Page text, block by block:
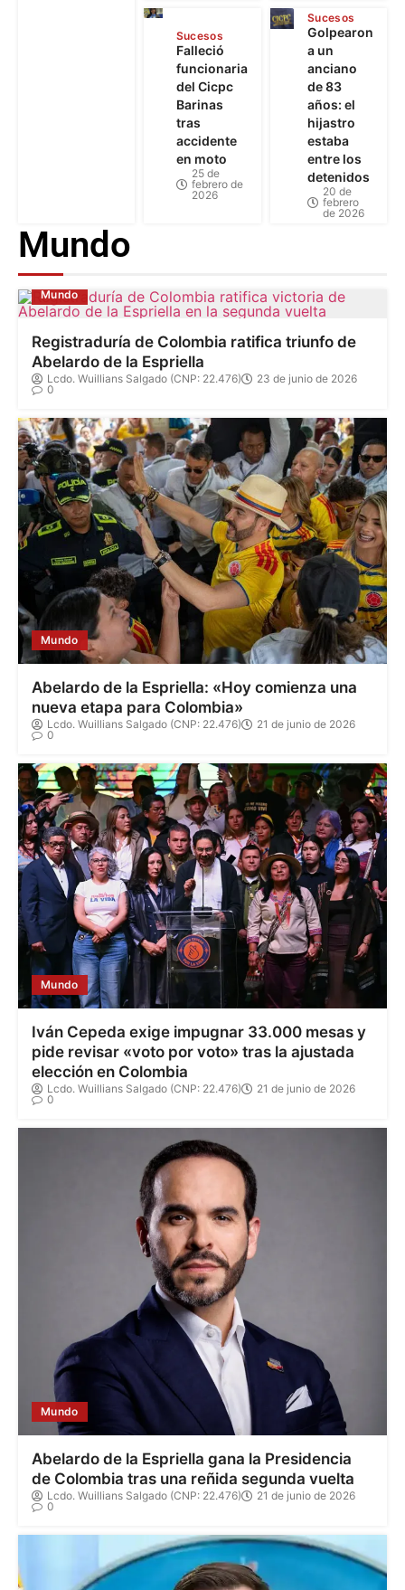
Sucesos
Falleció
funcionaria
del Cicpc
Barinas
tras
accidente
en moto
25 de
febrero de
2026
Sucesos
Golpearon
a un
anciano
de 83
años: el
hijastro
estaba
entre los
detenidos
20 de
febrero
de 2026
Mundo
Mundo
Registraduría de Colombia ratifica triunfo de
Abelardo de la Espriella
Lcdo. Wuillians Salgado (CNP: 22.476)
23 de junio de 2026
0
Mundo
Abelardo de la Espriella: «Hoy comienza una
nueva etapa para Colombia»
Lcdo. Wuillians Salgado (CNP: 22.476)
21 de junio de 2026
0
Mundo
Iván Cepeda exige impugnar 33.000 mesas y
pide revisar «voto por voto» tras la ajustada
elección en Colombia
Lcdo. Wuillians Salgado (CNP: 22.476)
21 de junio de 2026
0
Mundo
Abelardo de la Espriella gana la Presidencia
de Colombia tras una reñida segunda vuelta
Lcdo. Wuillians Salgado (CNP: 22.476)
21 de junio de 2026
0